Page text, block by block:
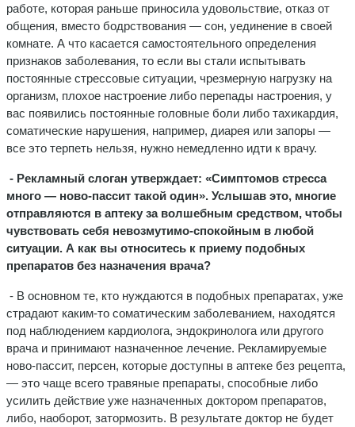
работе, которая раньше приносила удовольствие, отказ от
общения, вместо бодрствования — сон, уединение в своей
комнате. А что касается самостоятельного определения
признаков заболевания, то если вы стали испытывать
постоянные стрессовые ситуации, чрезмерную нагрузку на
организм, плохое настроение либо перепады настроения, у
вас появились постоянные головные боли либо тахикардия,
соматические нарушения, например, диарея или запоры —
все это терпеть нельзя, нужно немедленно идти к врачу.
- Рекламный слоган утверждает: «Симптомов стресса
много — ново-пассит такой один». Услышав это, многие
отправляются в аптеку за волшебным средством, чтобы
чувствовать себя невозмутимо-спокойным в любой
ситуации. А как вы относитесь к приему подобных
препаратов без назначения врача?
- В основном те, кто нуждаются в подобных препаратах, уже
страдают каким-то соматическим заболеванием, находятся
под наблюдением кардиолога, эндокринолога или другого
врача и принимают назначенное лечение. Рекламируемые
ново-пассит, персен, которые доступны в аптеке без рецепта,
— это чаще всего травяные препараты, способные либо
усилить действие уже назначенных доктором препаратов,
либо, наоборот, затормозить. В результате доктор не будет